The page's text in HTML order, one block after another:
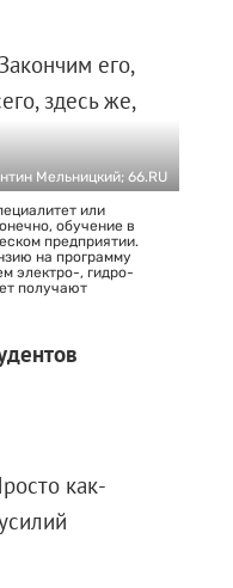
его,
здесь же,
Мельницкий; 66.RU
или
обучение в
предприятии.
на программу
электро-, гидро-
получают
как-